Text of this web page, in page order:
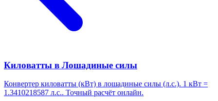
Киловатты в Лошадиные силы
Конвертер киловатты (кВт) в лошадиные силы (л.с.). 1 кВт =
1.3410218587 л.с.. Точный расчёт онлайн.